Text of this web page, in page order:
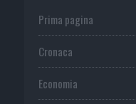
Prima pagina
Cronaca
Economia